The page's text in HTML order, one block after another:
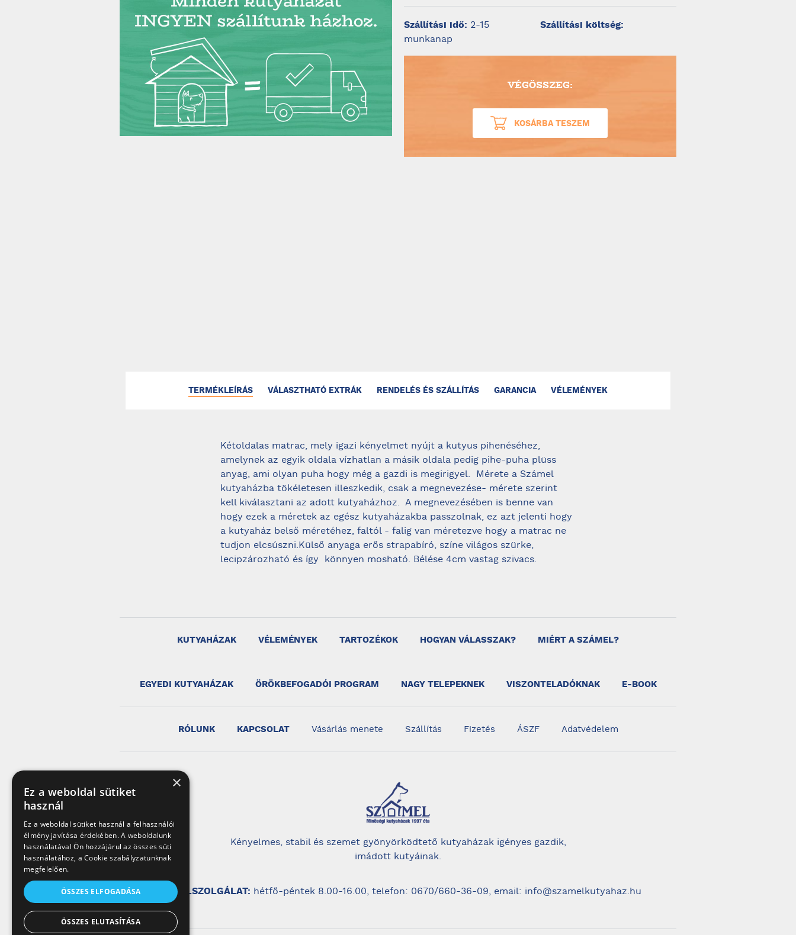
Szállítási idő: 2-15
munkanap
Szállítási költség:
VÉGÖSSZEG:
KOSÁRBA TESZEM
TERMÉKLEÍRÁS VÁLASZTHATÓ EXTRÁK RENDELÉS ÉS SZÁLLÍTÁS GARANCIA VÉLEMÉNYEK
Kétoldalas matrac, mely igazi kényelmet nyújt a kutyus pihenéséhez,
amelynek az egyik oldala vízhatlan a másik oldala pedig pihe-puha plüss
anyag, ami olyan puha hogy még a gazdi is megirigyel. Mérete a Számel
kutyaházba tökéletesen illeszkedik, csak a megnevezése- mérete szerint
kell kiválasztani az adott kutyaházhoz. A megnevezésében is benne van
hogy ezek a méretek az egész kutyaházakba passzolnak, ez azt jelenti hogy
a kutyaház belső méretéhez, faltól - falig van méretezve hogy a matrac ne
tudjon elcsúszni.Külső anyaga erős strapabíró, színe világos szürke,
lecipzározható és így könnyen mosható. Bélése 4cm vastag szivacs.
KUTYAHÁZAK VÉLEMÉNYEK TARTOZÉKOK HOGYAN VÁLASSZAK? MIÉRT A SZÁMEL?
EGYEDI KUTYAHÁZAK ÖRÖKBEFOGADÓI PROGRAM NAGY TELEPEKNEK VISZONTELADÓKNAK E-BOOK
RÓLUNK KAPCSOLAT Vásárlás menete Szállítás Fizetés ÁSZF Adatvédelem
Kényelmes, stabil és szemet gyönyörködtető kutyaházak igényes gazdik,
imádott kutyáinak.
ÜGYFÉLSZOLGÁLAT: hétfő-péntek 8.00-16.00, telefon: 0670/660-36-09, email: info@szamelkutyahaz.hu
×
Ez a weboldal sütiket
használ
Ez a weboldal sütiket használ a felhasználói
élmény javítása érdekében. A weboldalunk
használatával Ön hozzájárul az összes süti
használatához, a Cookie szabályzatunknak
megfelelően.
ÖSSZES ELFOGADÁSA
ÖSSZES ELUTASÍTÁSA